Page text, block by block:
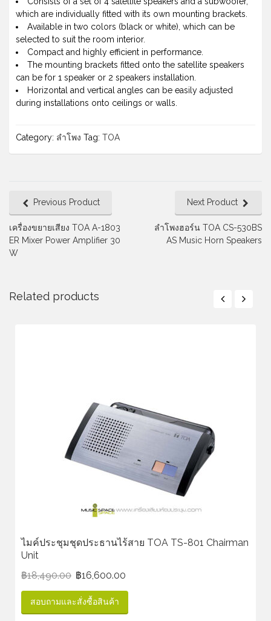
which are individually fitted with its own mounting brackets.
Available in two colors (black or white), which can be
selected to suit the room interior.
Compact and highly efficient in performance.
The mounting brackets fitted onto the satellite speakers
can be for 1 speaker or 2 speakers installation.
Horizontal and vertical angles can be easily adjusted
during installations onto ceilings or walls.
Category: ลำโพง Tag: TOA
Previous Product
เครื่องขยายเสียง TOA A-1803
ER Mixer Power Amplifier 30
W
Next Product
ลำโพงฮอร์น TOA CS-530BS
AS Music Horn Speakers
Related products
ไมค์ประชุมชุดประธานไร้สาย TOA TS-801 Chairman
Unit
฿18,490.00 ฿16,600.00
สอบถามและสั่งซื้อสินค้า